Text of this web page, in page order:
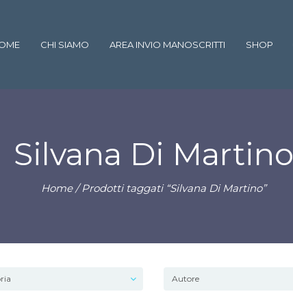
CHI SIAMO AREA INVIO MANOSCRITTI SHOP
Silvana Di Martino
Home/ Prodotti taggati “Silvana Di Martino”